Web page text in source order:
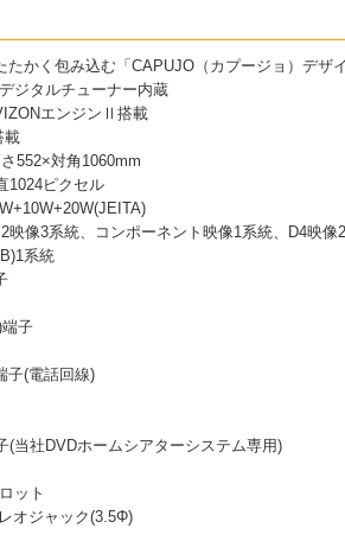
かく包み込む「CAPUJO（カプージョ）デザイ
ジタルチューナー内蔵
エンジンⅡ搭載
載
552×対角1060mm
1024ピクセル
映像3系統、コンポーネント映像1系統、D4映像
系統
子
子(電話回線)
(当社DVDホームシアターシステム専用)
ット
オジャック(3.5Φ)